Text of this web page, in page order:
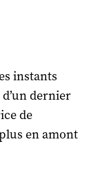
instants
dernier
de
en amont